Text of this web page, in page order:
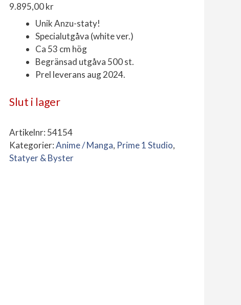
9.895,00kr
Unik Anzu-staty!
Specialutgåva (white ver.)
Ca 53 cm hög
Begränsad utgåva 500 st.
Prel leverans aug 2024.
Slut i lager
Artikelnr: 54154
Kategorier:Anime / Manga, Prime 1 Studio,
Statyer & Byster